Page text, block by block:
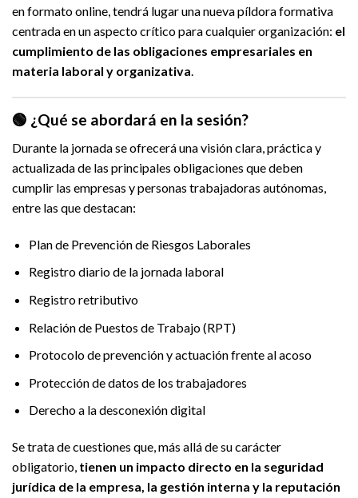
en formato online, tendrá lugar una nueva píldora formativa
centrada en un aspecto crítico para cualquier organización: el
cumplimiento de las obligaciones empresariales en
materia laboral y organizativa
🟢 ¿Qué se abordará en la sesión?
Durante la jornada se ofrecerá una visión clara, práctica y
actualizada de las principales obligaciones que deben
cumplir las empresas y personas trabajadoras autónomas,
entre las que destacan:
Plan de Prevención de Riesgos Laborales
Registro diario de la jornada laboral
Registro retributivo
Relación de Puestos de Trabajo (RPT)
Protocolo de prevención y actuación frente al acoso
Protección de datos de los trabajadores
Derecho a la desconexión digital
Se trata de cuestiones que, más allá de su carácter
obligatorio, tienen un impacto directo en la seguridad
jurídica de la empresa, la gestión interna y la reputación